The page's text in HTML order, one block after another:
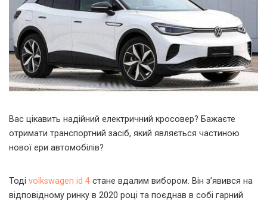
Вас цікавить надійний електричний кросовер? Бажаєте
отримати транспортний засіб, який являється частиною
нової ери автомобілів?
Тоді volkswagen id 4 стане вдалим вибором. Він з’явився на
відповідному ринку в 2020 році та поєднав в собі гарний